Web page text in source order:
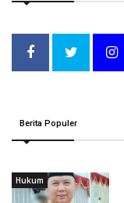
Berita Populer
Hukum